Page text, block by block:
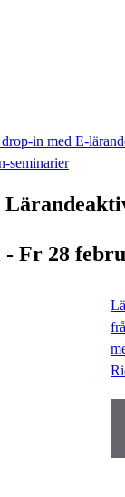
in med E-
seminarier
- Fr 28